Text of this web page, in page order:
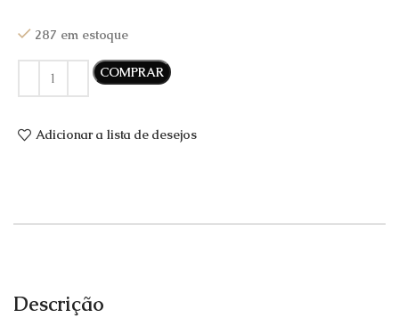
287 em estoque
COMPRAR
Adicionar a lista de desejos
Descrição